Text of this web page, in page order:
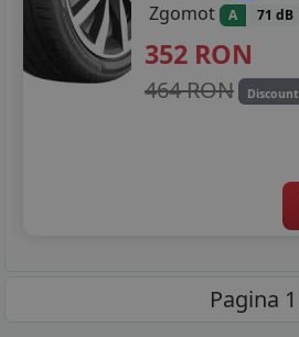
Zgomot A 71 dB
352 RON
464 RON Discount
Pagina 1